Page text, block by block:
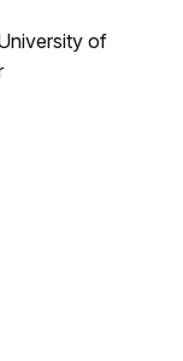
of